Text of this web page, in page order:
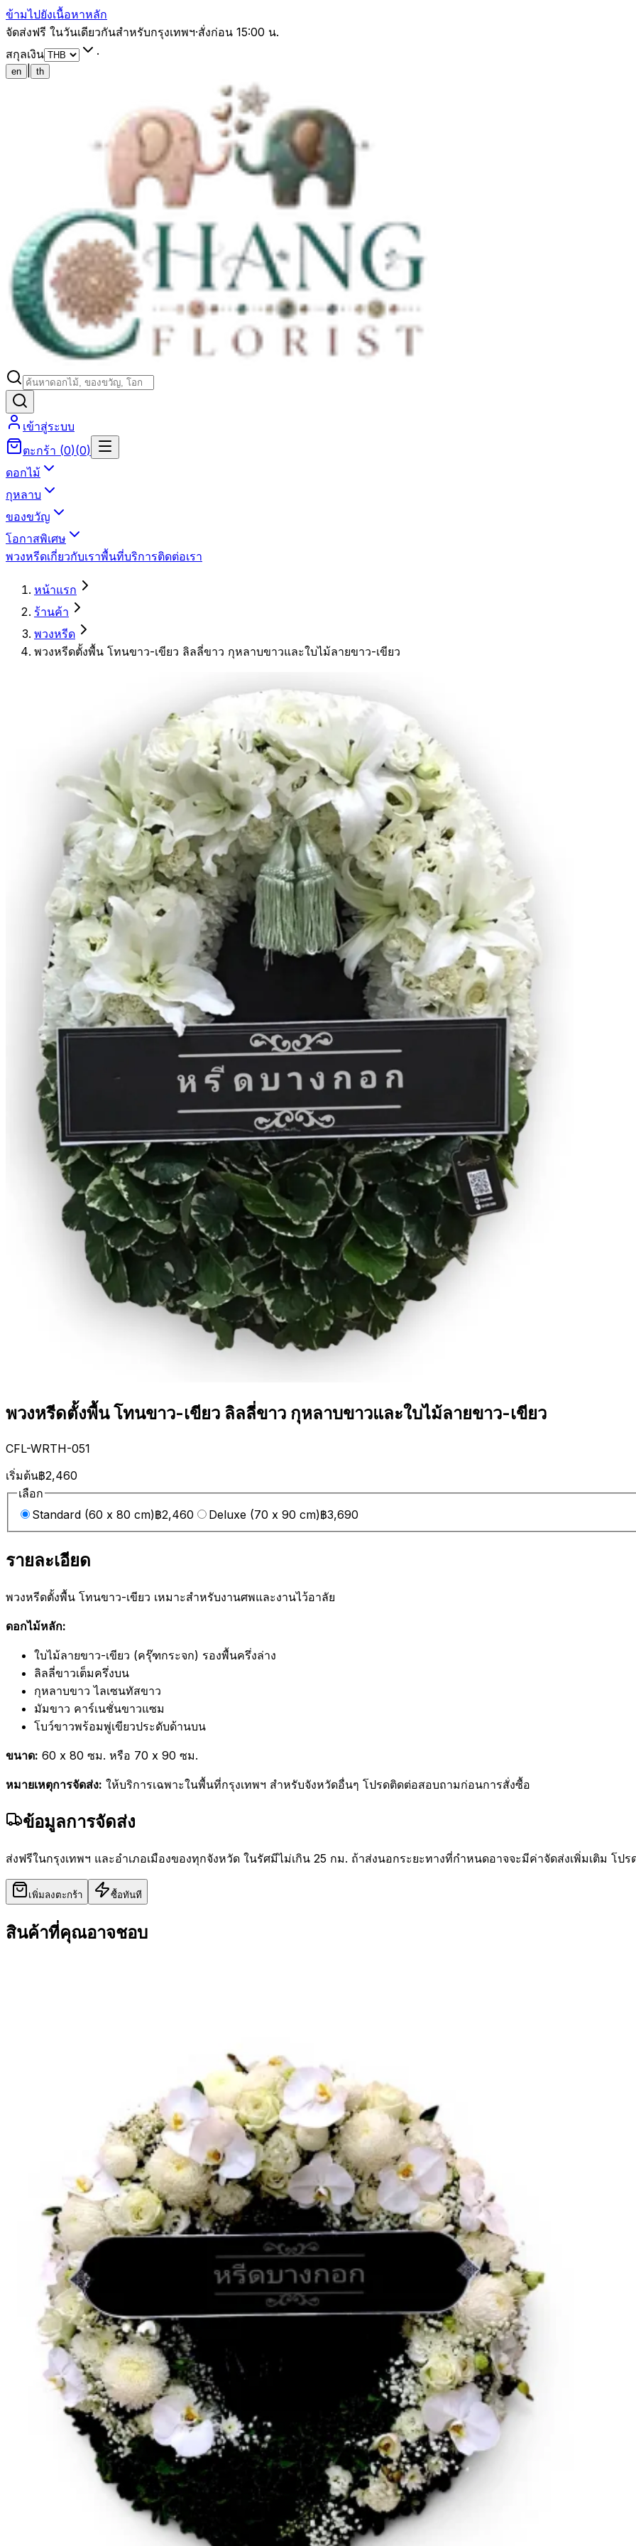
ข้ามไปยังเนื้อหาหลัก
จัดส่งฟรี ในวันเดียวกันสำหรับกรุงเทพฯ·สั่งก่อน 15:00 น.
สกุลเงิน
·
en th
เข้าสู่ระบบ
ตะกร้า (0)(0)
ดอกไม้
กุหลาบ
ของขวัญ
โอกาสพิเศษ
พวงหรีดเกี่ยวกับเราพื้นที่บริการติดต่อเรา
หน้าแรก
ร้านค้า
พวงหรีด
พวงหรีดตั้งพื้น โทนขาว-เขียว ลิลลี่ขาว กุหลาบขาวและใบไม้ลายขาว-เขียว
พวงหรีดตั้งพื้น โทนขาว-เขียว ลิลลี่ขาว กุหลาบขาวและใบไม้ลายขาว-เขียว
CFL-WRTH-051
เริ่มต้น฿2,460
เลือก
Standard (60 x 80 cm)฿2,460 Deluxe (70 x 90 cm)฿3,690
รายละเอียด
พวงหรีดตั้งพื้น โทนขาว-เขียว เหมาะสำหรับงานศพและงานไว้อาลัย
ดอกไม้หลัก:
ใบไม้ลายขาว-เขียว (ครุ๊ฑกระจก) รองพื้นครึ่งล่าง
ลิลลี่ขาวเต็มครึ่งบน
กุหลาบขาว ไลเซนทัสขาว
มัมขาว คาร์เนชั่นขาวแซม
โบว์ขาวพร้อมพู่เขียวประดับด้านบน
ขนาด: 60 x 80 ซม. หรือ 70 x 90 ซม.
หมายเหตุการจัดส่ง: ให้บริการเฉพาะในพื้นที่กรุงเทพฯ สำหรับจังหวัดอื่นๆ โปรดติดต่อสอบถามก่อนการสั่งซื้อ
ข้อมูลการจัดส่ง
ส่งฟรีในกรุงเทพฯ และอำเภอเมืองของทุกจังหวัด ในรัศมีไม่เกิน 25 กม. ถ้าส่งนอกระยะทางที่กำหนดอาจจะมีค่าจัดส่งเพิ่มเติม โปร
เพิ่มลงตะกร้า ซื้อทันที
สินค้าที่คุณอาจชอบ